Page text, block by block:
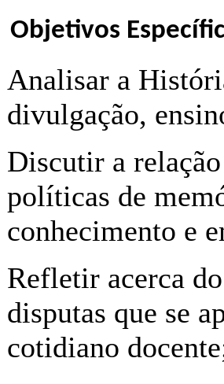
Objetivos
Analisar a
divulgação,
Discutir a
políticas de
conhecimento e
Refletir acerca
disputas que se
cotidiano